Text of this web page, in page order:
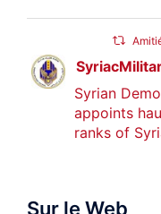
Syrian
appoints
ranks of
Sur le Web